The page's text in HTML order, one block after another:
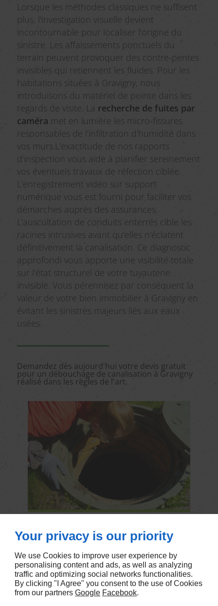
Lorsque les méthodes classiques ne suffisent
plus, l'investigation visuelle devient
incontournable pour localiser l'origine du
sinistre. Les affaissements ponctuels du
terrain peuvent provoquer des contre-pentes
invisibles qui retiennent les fluides. Pour les
habitations situées à Gravigny, nous
introduisons du matériel de pointe dans les
regards de visite. La recherche de fuites par
caméra met en lumière les micro-fissures
responsables de l'infiltration d'humidité dans
vos murs.L'exactitude de nos rapports
d'inspection vous aide à planifier sereinement
vos éventuels travaux de réfection ciblée.
L'enregistrement vidéo sur support
numérique vous est fourni pour faciliter vos
démarches auprès des assurances.
L'auscultation de conduits enterrés cible les
racines intrusives avant qu'elles n'éclatent
définitivement la canalisation. Ce diagnostic
approfondi vous apporte une visibilité totale
sur l'état structurel de votre tuyauterie
invisible. Vous pérennisez par conséquent la
valeur de votre bien immobilier à Gravigny en
évitant les sinistres majeurs liés aux eaux
usées.
Demandez dès aujourd'hui votre devis gratuit
pour un débouchage de canalisation à Gravigny
réalisé dans les règles de l'art.
Agence Digitale Linkeo
65 Allée Du Mont Planté27190
Your privacy is our priority
We use Cookies to improve user experience by
personalising content and ads, as well as analyzing
traffic and optimizing social networks functionalities.
By clicking "I Agree" you consent to the use of Cookies
from our partners Google Facebook.